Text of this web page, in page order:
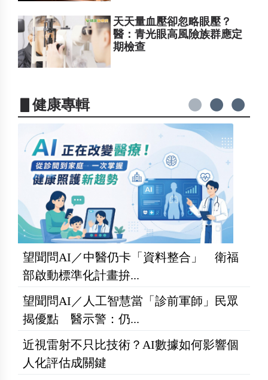
天天量血壓卻忽略眼壓？
醫：青光眼高風險族群應定
期檢查
▋健康專輯
望聞問AI／中醫仍卡「資料整合」 衛福
部啟動標準化計畫拚...
望聞問AI／人工智慧當「診前軍師」民眾
揭優點 醫示警：仍...
近視雷射不只比技術？AI數據如何影響個
人化評估成關鍵